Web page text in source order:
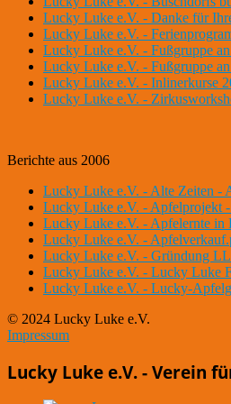
Lucky Luke e.V. - Danke für
Lucky Luke e.V. -
Lucky Luke e.V. - Fußgruppe
Lucky Luke e.V. - Fußgruppe
Lucky Luke e.V. - Inlinerkurse
Lucky Luke e.V. -
Berichte aus 2006
Lucky Luke e.V. - Alte Zeiten -
Lucky Luke e.V. - Apfelprojekt
Lucky Luke e.V. - Apfelernte in
Lucky Luke e.V. -
Lucky Luke e.V. - Gründung
Lucky Luke e.V. - Lucky Luke
Lucky Luke e.V. - Lucky-
© 2024 Lucky Luke e.V.
Impressum
Lucky Luke e.V. - Verein